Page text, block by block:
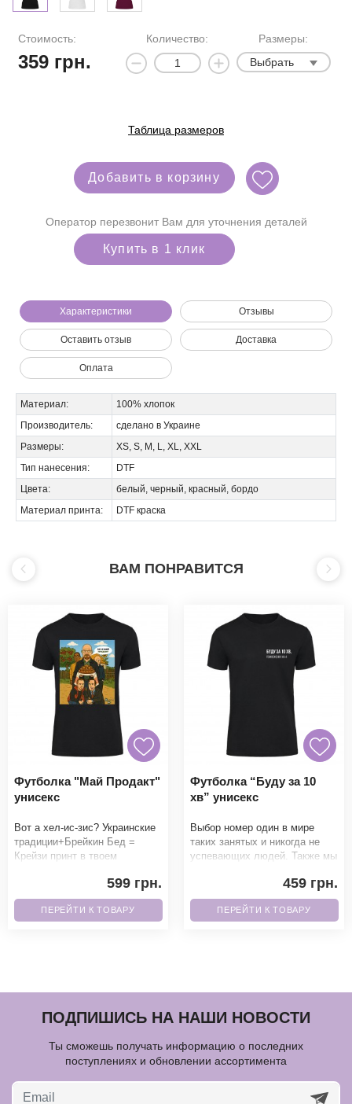
Стоимость:
359грн.
Количество:
Размеры:
Выбрать
Таблица размеров
Добавить в корзину
Оператор перезвонит Вам для уточнения деталей
Купить в 1 клик
Характеристики Отзывы
Оставить отзыв Доставка
Оплата
Материал:
100% хлопок
Производитель:
сделано в Украине
Размеры:
XS, S, M, L, XL, XXL
Тип нанесения:
DTF
Цвета:
белый, черный, красный, бордо
Материал принта:
DTF краска
ВАМ ПОНРАВИТСЯ
Футболка "Май Продакт"
унисекс
Вот а хел-ис-зис? Украинские
традиции+Брейкин Бед =
Крейзи принт в твоем
смогут пройти мимо.Б599 грн.
ПЕРЕЙТИ К ТОВАРУ
Футболка “Буду за 10
хв” унисекс
Выбор номер один в мире
таких занятых и никогда не
успевающих людей. Также мы
459 грн.
ПЕРЕЙТИ К ТОВАРУ
ПОДПИШИСЬ НА НАШИ НОВОСТИ
Ты сможешь получать информацию о последних
поступлениях и обновлении ассортимента
Мы позвоним вам на номер: